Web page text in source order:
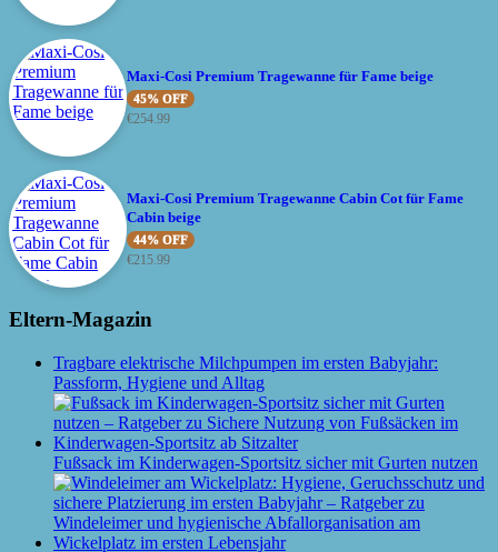
Maxi-Cosi Premium Tragewanne für Fame beige
45% OFF
€254.99
Maxi-Cosi Premium Tragewanne Cabin Cot für Fame
Cabin beige
44% OFF
€215.99
Eltern-Magazin
Tragbare elektrische Milchpumpen im ersten Babyjahr:
Passform, Hygiene und Alltag
Fußsack im Kinderwagen-Sportsitz sicher mit Gurten nutzen